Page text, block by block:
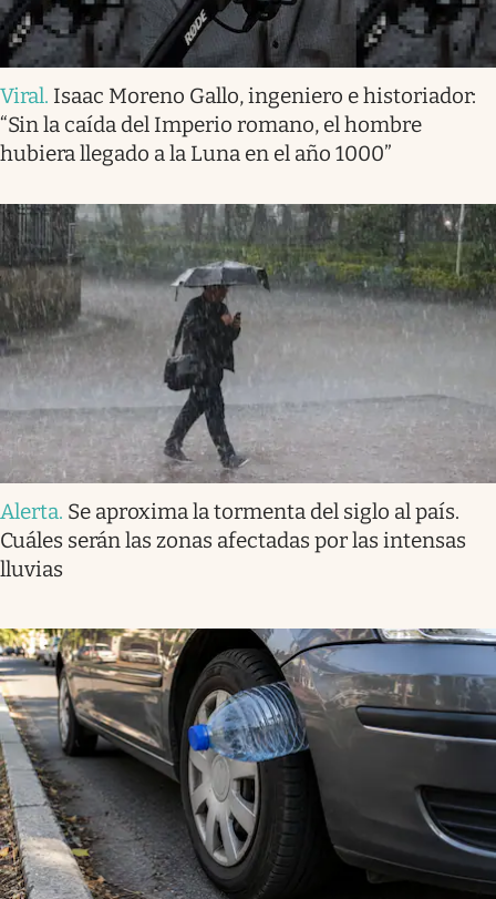
Viral. Isaac Moreno Gallo, ingeniero e historiador:
“Sin la caída del Imperio romano, el hombre
hubiera llegado a la Luna en el año 1000”
Alerta. Se aproxima la tormenta del siglo al país.
Cuáles serán las zonas afectadas por las intensas
lluvias